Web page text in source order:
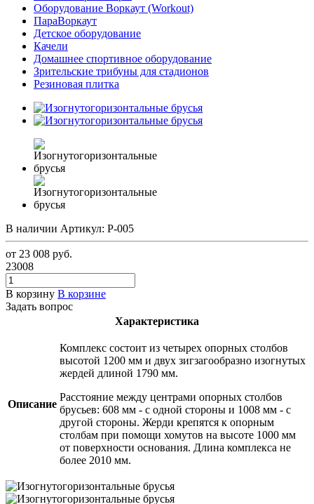
Оборудование Воркаут (Workout)
ПараВоркаут
Детское оборудование
Качели
Домашнее спортивное оборудование
Зрительские трибуны для стадионов
Резиновая плитка
В наличии Артикул: P-005
от 23 008 руб.
23008
В корзину В корзине
Задать вопрос
Характеристика
Описание
Комплекс состоит из четырех опорных столбов
высотой 1200 мм и двух зигзагообразно изогнутых
жердей длиной 1790 мм.
Расстояние между центрами опорных столбов
брусьев: 608 мм - с одной стороны и 1008 мм - с
другой стороны. Жерди крепятся к опорным
столбам при помощи хомутов на высоте 1000 мм
от поверхности основания. Длина комплекса не
более 2010 мм.